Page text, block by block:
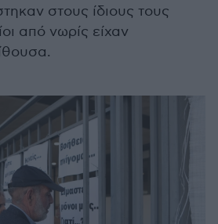
στους ίδιους τους
από νωρίς είχαν